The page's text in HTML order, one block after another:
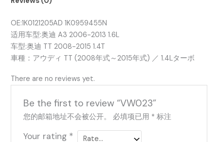
OE:1K0121205AD 1K0959455N
适用车型:奥迪 A3 2006-2013 1.6L
车型:奥迪 TT 2008-2015 1.4T
車種：アウディ TT (2008年式～2015年式) ／ 1.4Lターボ
There are no reviews yet.
Be the first to review “VW023”
您的邮箱地址不会被公开。 必填项已用 * 标注
Your rating *